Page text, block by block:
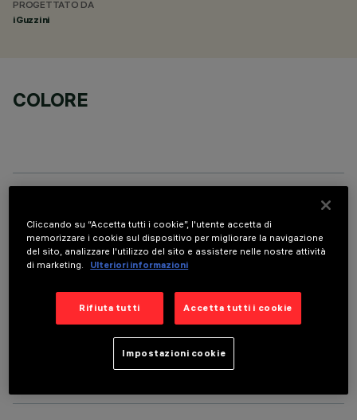
PROGETTATO DA
iGuzzini
COLORE
PROFILO
COMPONENTI OPZIONALI
Cliccando su “Accetta tutti i cookie”, l'utente accetta di
memorizzare i cookie sul dispositivo per migliorare la navigazione
del sito, analizzare l'utilizzo del sito e assistere nelle nostre attività
di marketing.
Ulteriori informazioni
Rifiuta tutti Accetta tutti i cookie
Impostazioni cookie